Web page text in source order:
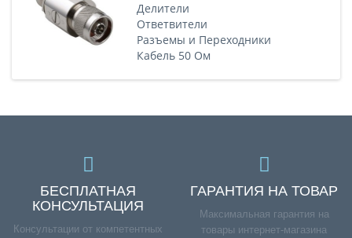
Делители
Ответвители
Разъемы и Переходники
Кабель 50 Ом
БЕСПЛАТНАЯ
КОНСУЛЬТАЦИЯ
Консультации от компетентных
ГАРАНТИЯ НА ТОВАР
Максимальная гарантия на
товары интернет-магазина